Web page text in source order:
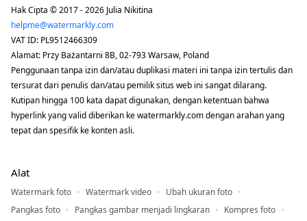
Hak Cipta © 2017 - 2026 Julia Nikitina
helpme@watermarkly.com
VAT ID: PL9512466309
Alamat: Przy Bażantarni 8B, 02-793 Warsaw, Poland
Penggunaan tanpa izin dan/atau duplikasi materi ini tanpa izin tertulis dan
tersurat dari penulis dan/atau pemilik situs web ini sangat dilarang.
Kutipan hingga 100 kata dapat digunakan, dengan ketentuan bahwa
hyperlink yang valid diberikan ke watermarkly.com dengan arahan yang
tepat dan spesifik ke konten asli.
Alat
Watermark foto Watermark video
Ubah ukuran foto
Pangkas foto
Pangkas gambar menjadi lingkaran
Kompres foto